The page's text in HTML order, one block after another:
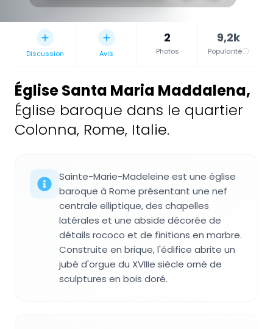
Discussion Avis
2
Photos
9,2k
Popularité
Église Santa Maria Maddalena,
Église baroque dans le quartier
Colonna, Rome, Italie.
Sainte-Marie-Madeleine est une église
baroque à Rome présentant une nef
centrale elliptique, des chapelles
latérales et une abside décorée de
détails rococo et de finitions en marbre.
Construite en brique, l'édifice abrite un
jubé d'orgue du XVIIIe siècle orné de
sculptures en bois doré.